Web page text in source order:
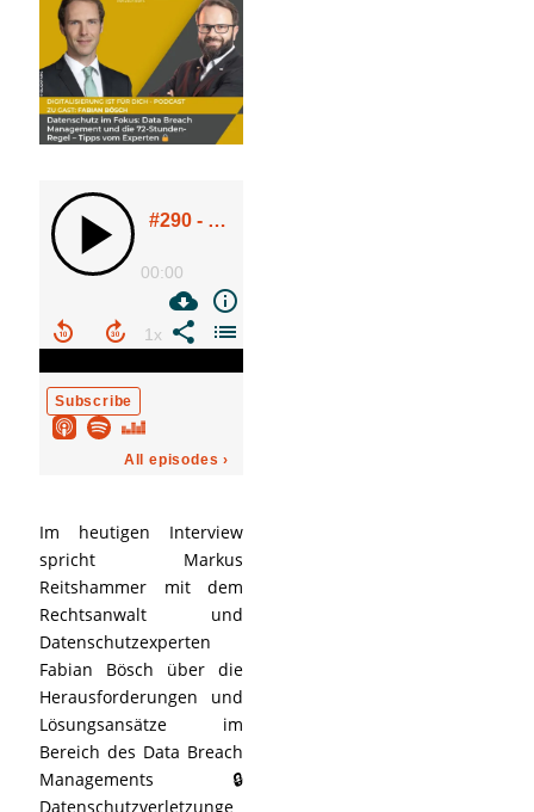
Im heutigen Interview
spricht Markus
Reitshammer mit dem
Rechtsanwalt und
Datenschutzexperten
Fabian Bösch über die
Herausforderungen und
Lösungsansätze im
Bereich des Data Breach
Managements 🔒
Datenschutzverletzunge